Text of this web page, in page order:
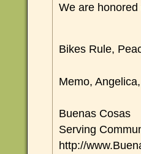
We are
Bikes Rule,
Memo,
Buenas Cosas
Serving
http://